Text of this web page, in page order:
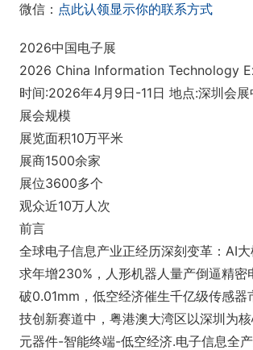
微信： 点此认领显示你的联系方式
2026中国电子展
2026 China lnformation Technology
时间:2026年4月9日-11日 地点:深圳会展
展会规模
展览面积10万平米
展商1500余家
展位3600多个
观众近10万人次
前言
全球电子信息产业正经历深刻变革：AI
求年增230%，人形机器人量产倒逼精密
破0.01mm，低空经济催生千亿级传感器
技创新赛道中，粤港澳大湾区以深圳为
元器件-智能终端-低空经济.电子信息全